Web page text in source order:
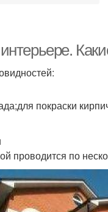
покраски
проводится по